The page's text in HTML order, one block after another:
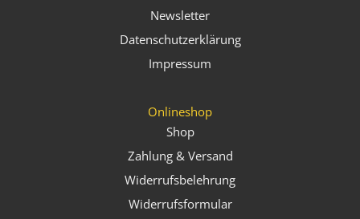
Newsletter
Datenschutzerklärung
Impressum
Onlineshop
Shop
Zahlung & Versand
Widerrufsbelehrung
Widerrufsformular